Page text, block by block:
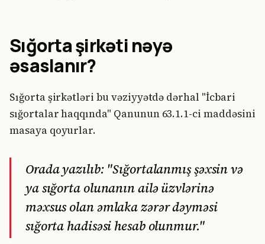
Sığorta şirkəti nəyə
əsaslanır?
Sığorta şirkətləri bu vəziyyətdə dərhal "İcbari
sığortalar haqqında" Qanunun 63.1.1-ci maddəsini
masaya qoyurlar.
Orada yazılıb: "Sığortalanmış şəxsin və
ya sığorta olunanın ailə üzvlərinə
məxsus olan əmlaka zərər dəyməsi
sığorta hadisəsi hesab olunmur."